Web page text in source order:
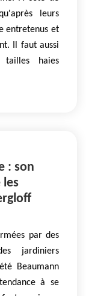
leurs
entretenus et
Il faut aussi
haies
: son
les
par des
jardiniers
Beaumann
à se